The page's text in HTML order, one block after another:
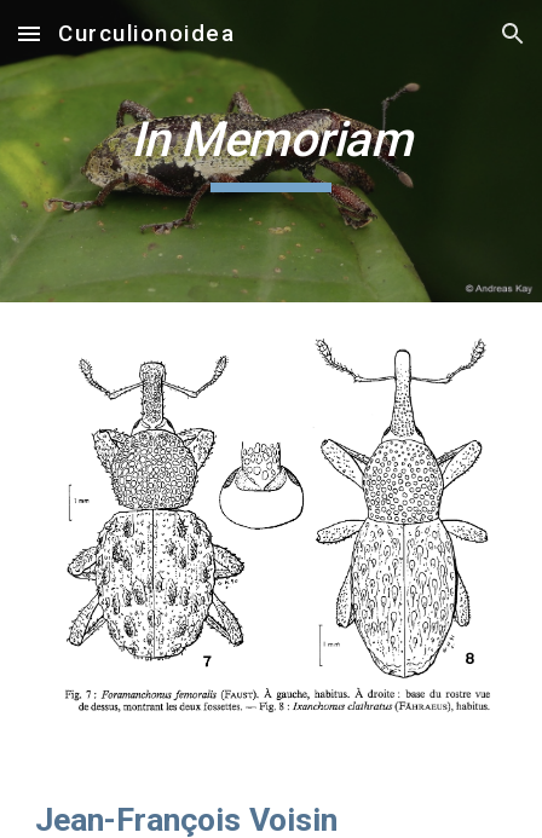
Skip to main content Skip to navigation
Curculionoidea
In Memoriam
Jean-François Voisin